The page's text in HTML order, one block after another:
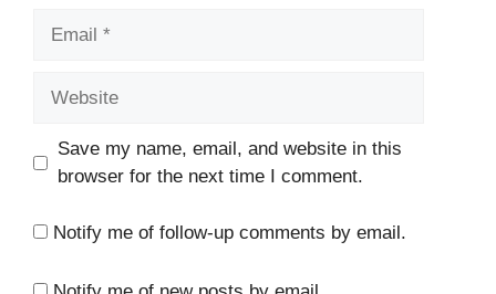
Save my name, email, and website in this
browser for the next time I comment.
Notify me of follow-up comments by email.